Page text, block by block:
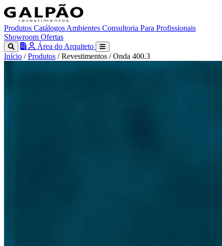
Produtos Catálogos Ambientes Consultoria Para Profissionais
Showroom Ofertas
Área do Arquiteto
Início / Produtos / Revestimentos / Onda 400.3